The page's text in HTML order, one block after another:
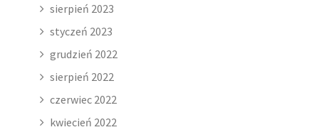
sierpień 2023
styczeń 2023
grudzień 2022
sierpień 2022
czerwiec 2022
kwiecień 2022